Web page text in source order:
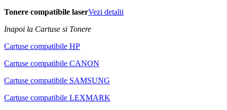
Tonere compatibile laserVezi detalii
Inapoi la Cartuse si Tonere
Cartuse compatibile HP
Cartuse compatibile CANON
Cartuse compatibile SAMSUNG
Cartuse compatibile LEXMARK